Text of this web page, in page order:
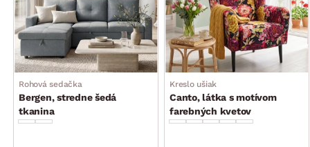
Rohová sedačka
Bergen, stredne šedá
tkanina
Kreslo ušiak
Canto, látka s motívom
farebných kvetov